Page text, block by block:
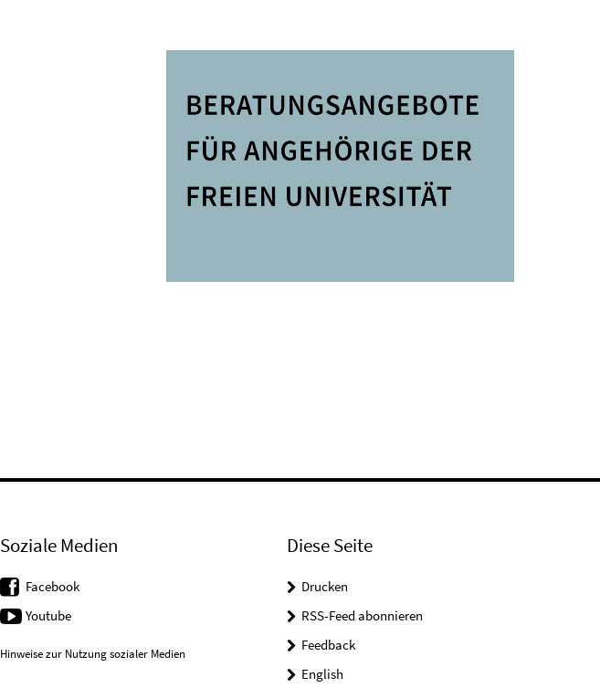
Soziale Medien
Facebook
Youtube
Hinweise zur Nutzung sozialer Medien
Diese Seite
Drucken
RSS-Feed abonnieren
Feedback
English